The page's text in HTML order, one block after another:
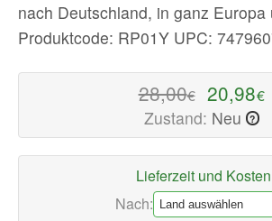
Zubehoere
Jetzt
mit
nach Deutschland, in ganz Europa
Produktcode: RP01Y UPC:
28,00€ 20,98€
Zustand: Neu ?
Lieferzeit und Kosten
Nach: